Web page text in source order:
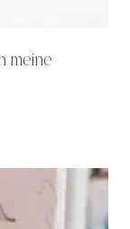
meine